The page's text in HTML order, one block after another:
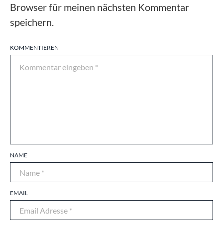
KOMMENTIEREN
NAME
EMAIL
Browser für meinen nächsten Kommentar
speichern.